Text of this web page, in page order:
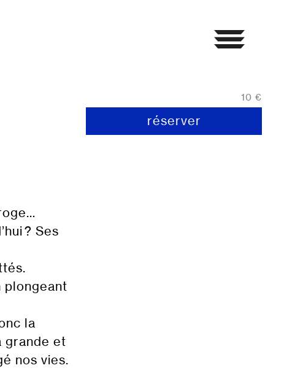
? Ses
plongeant
la
grande et
nos vies.
10 €
réserver